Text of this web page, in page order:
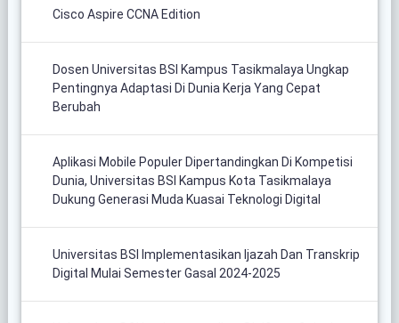
Cisco Aspire CCNA Edition
Dosen Universitas BSI Kampus Tasikmalaya Ungkap
Pentingnya Adaptasi Di Dunia Kerja Yang Cepat
Berubah
Aplikasi Mobile Populer Dipertandingkan Di Kompetisi
Dunia, Universitas BSI Kampus Kota Tasikmalaya
Dukung Generasi Muda Kuasai Teknologi Digital
Universitas BSI Implementasikan Ijazah Dan Transkrip
Digital Mulai Semester Gasal 2024-2025